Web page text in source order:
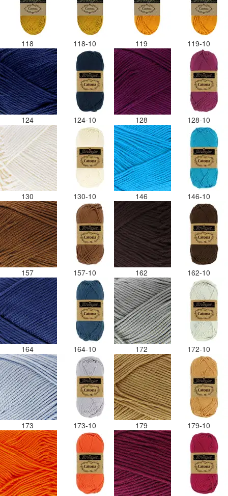
118 118-10 119 119-10
124 124-10 128 128-10
130 130-10 146 146-10
157 157-10 162 162-10
164 164-10 172 172-10
173 173-10 179 179-10